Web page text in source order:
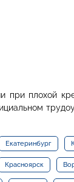
плохой
Екатеринбург
Красноярск